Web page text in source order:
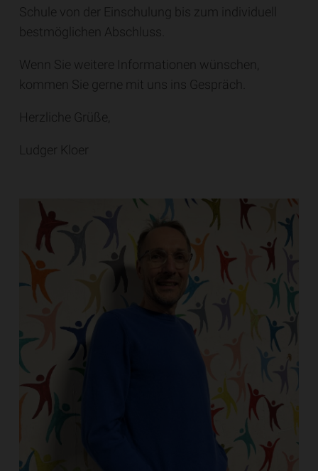
Schule von der Einschulung bis zum individuell
bestmöglichen Abschluss.
Wenn Sie weitere Informationen wünschen,
kommen Sie gerne mit uns ins Gespräch.
Herzliche Grüße,
Ludger Kloer